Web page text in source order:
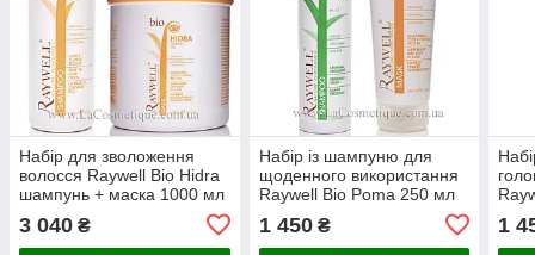
Набір для зволоження
волосся Raywell Bio Hidra
шампунь + маска 1000 мл
3 040 ₴
Набір із шампуню для
щоденного використання
Raywell Bio Poma 250 мл
та маска Raywell Bio Hidra
250 мл
1 450₴
250
1